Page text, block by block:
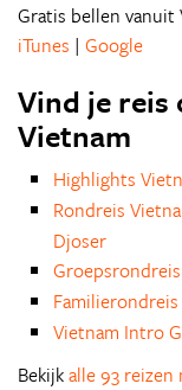
Gratis bellen vanuit
iTunes | Google
Vind je reis
Vietnam
Highlights
Rondreis
Djoser
Vietnam Intro
Bekijkalle 93 reizen